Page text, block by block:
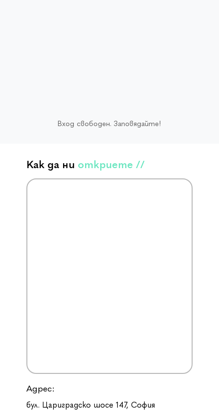
Вход свободен. Заповядайте!
Как да ни откриете //
Адрес:
бул. Цариградско шосе 147, София